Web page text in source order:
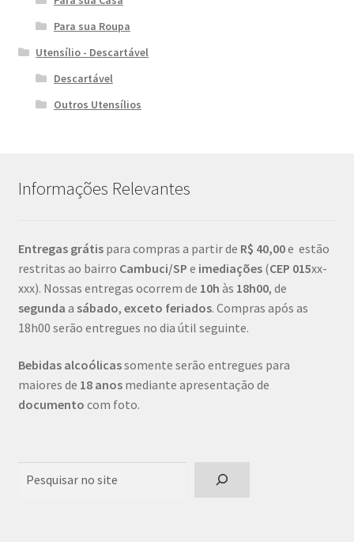
Para sua Roupa
Utensílio - Descartável
Descartável
Outros Utensílios
Informações Relevantes
Entregas grátis para compras a partir de R$ 40,00e estão
restritas ao bairro Cambuci/SP e imediações(CEP 015xx-
xxx). Nossas entregas ocorrem de 10h às 18h00, de
segunda a sábado, exceto feriados. Compras após as
18h00 serão entregues no dia útil seguinte.
Bebidas alcoólicassomente serão entregues para
maiores de 18 anosmediante apresentação de
documento com foto.